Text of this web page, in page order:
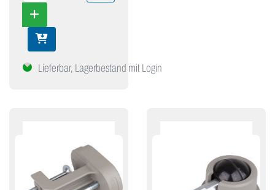
Lieferbar, Lagerbestand mit Login